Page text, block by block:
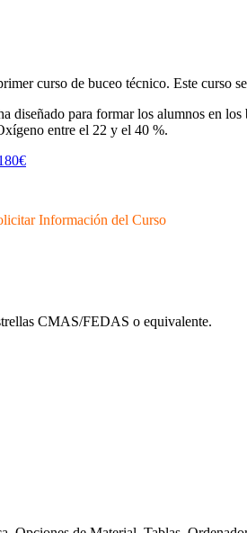
curso de buceo técnico. Este curso
para formar los alumnos en
entre el 22 y el 40 %.
Información del Curso
CMAS/FEDAS o equivalente.